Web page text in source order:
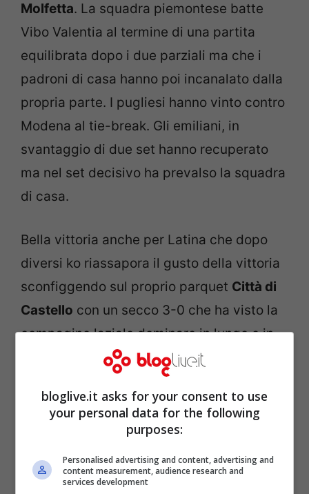
Molfetta. La squadra piemontese batte
Vibo Valentia al termine di una partita
equilibrata dopo i due parziali ma che i
padroni di casa hanno poi incanalato dalla
propria parte. I pugliesi hanno vinto contro
Modena al tie-break. Gli emiliani, in
svantaggio di due set hanno recuperato
ma nel set decisivo ha prevalso la squadra
di casa.
Bella vittoria anche per Latina che dopo
diversi ko riassapora il gusto della vittoria
sconfiggendo sul proprio parquet Città di
Castello con un secco 3-0 che ha visto la
compagine laziale dominare in lungo e in
largo per l’intero match.
bloglive.it asks for your consent to use
your personal data for the following
purposes:
Personalised advertising and content, advertising and
content measurement, audience research and
services development